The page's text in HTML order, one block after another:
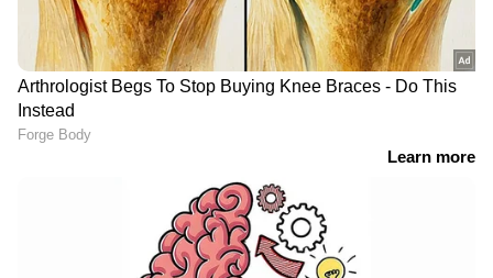
അപകടക്കിടക്കയിൽ നിന്ന്
റോഡപകടത്തിൽ ഗുരുതര
പരിക്കേറ്റ ആന്ധ്രാപ്രദേശ്
സ്വദേശിനി നാടണയുന്നു
ജയിൽ മോചനം;
നടപടികൾ ഞായറാഴ്ച
പൂർത്തിയാവുമെന്ന്
പ്രതീക്ഷ